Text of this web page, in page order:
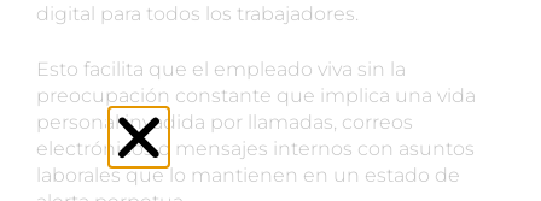
digital para todos los trabajadores.
Esto facilita que el empleado viva sin la
preocupación constante que implica una vida
personal invadida por llamadas, correos
electrónicos o mensajes internos con asuntos
laborales que lo mantienen en un estado de